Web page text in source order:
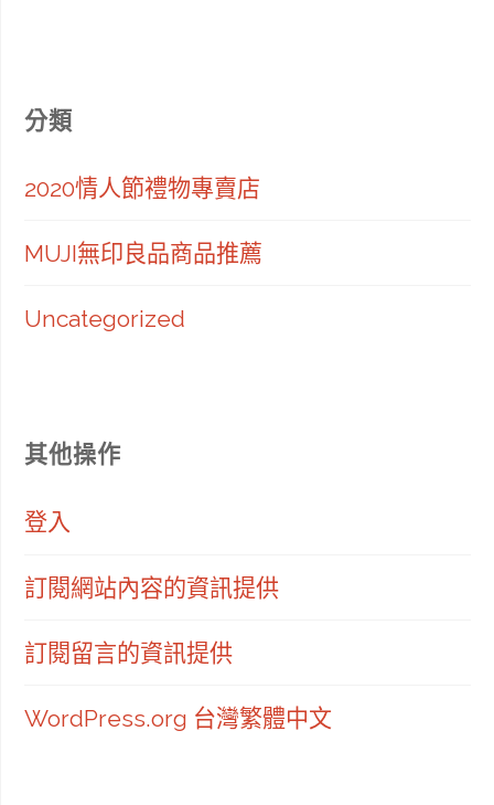
分類
2020情人節禮物專賣店
MUJI無印良品商品推薦
Uncategorized
其他操作
登入
訂閱網站內容的資訊提供
訂閱留言的資訊提供
WordPress.org 台灣繁體中文